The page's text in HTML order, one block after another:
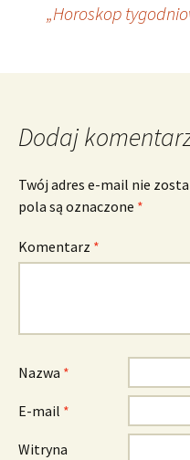
wpisu
„Horoskop
Dodaj
Twój adres e-mail nie
pola są oznaczone *
Komentarz *
Nazwa *
E-mail *
Witryna